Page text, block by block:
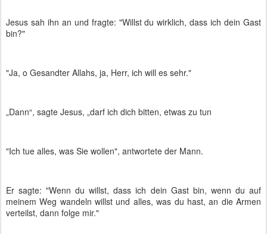
Jesus sah ihn an und fragte: "Willst du wirklich, dass ich dein Gast
bin?"
"Ja, o Gesandter Allahs, ja, Herr, ich will es sehr."
„Dann“, sagte Jesus, „darf ich dich bitten, etwas zu tun
"Ich tue alles, was Sie wollen", antwortete der Mann.
Er sagte: "Wenn du willst, dass ich dein Gast bin, wenn du auf
meinem Weg wandeln willst und alles, was du hast, an die Armen
verteilst, dann folge mir."